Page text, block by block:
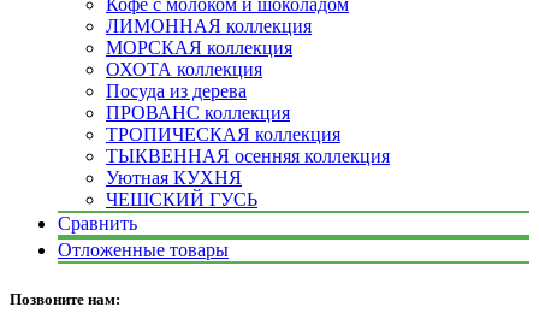
Кофе с молоком и шоколадом
ЛИМОННАЯ коллекция
МОРСКАЯ коллекция
ОХОТА коллекция
Посуда из дерева
ПРОВАНС коллекция
ТРОПИЧЕСКАЯ коллекция
ТЫКВЕННАЯ осенняя коллекция
Уютная КУХНЯ
ЧЕШСКИЙ ГУСЬ
Сравнить
Отложенные товары
Позвоните нам: